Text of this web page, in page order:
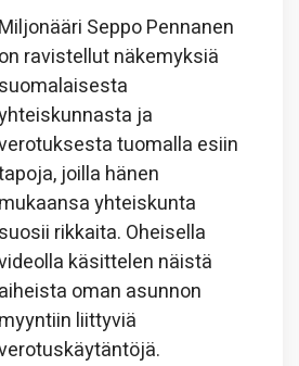
Miljonääri Seppo Pennanen
on ravistellut näkemyksiä
suomalaisesta
ja
tuomalla esiin
joilla hänen
mukaansa yhteiskunta
suosii rikkaita. Oheisella
käsittelen näistä
aiheista oman asunnon
myyntiin liittyviä